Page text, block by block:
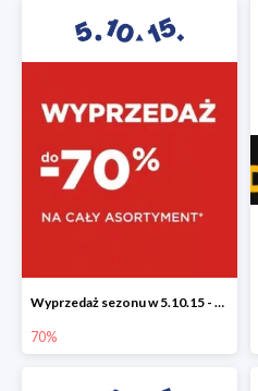
Wyprzedaż sezonu w 5.10.15 - cały asortyment -70%
70%